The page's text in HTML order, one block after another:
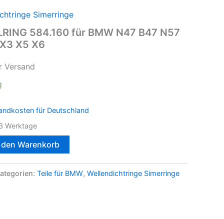
Simerringe
584.160 für BMW N47 B47 N57
X5 X6
Versand
für Deutschland
Werktage
den Warenkorb
Teile für BMW, Wellendichtringe Simerringe